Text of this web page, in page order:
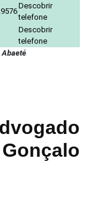
Descobrir
telefone
Descobrir
telefone
Abaeté